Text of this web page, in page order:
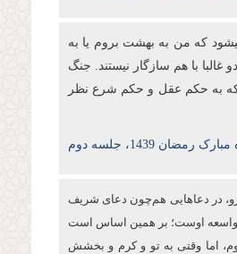
که من به بهشت بروم یا به
با هم سازگار نیستند. جنگ
به حکم عقل و حکم شرع نظر
1439، جلسه دوم
رو، در دعاهایی هم‌چون دعای شریف
واسعه اوست؛ بر همین اساس است
اما وقتی به تو و كرم و بخشش